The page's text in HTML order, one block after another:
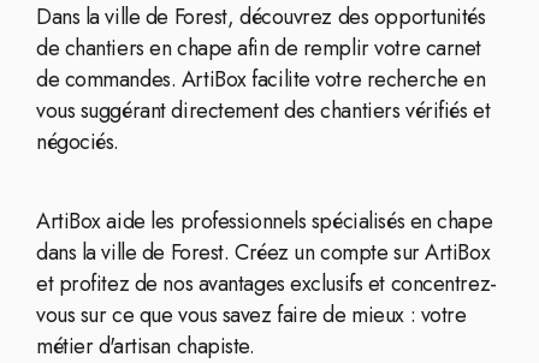
Dans la ville de Forest, découvrez des opportunités
de chantiers en chape afin de remplir votre carnet
de commandes. ArtiBox facilite votre recherche en
vous suggérant directement des chantiers vérifiés et
négociés.
ArtiBox aide les professionnels spécialisés en chape
dans la ville de Forest. Créez un compte sur ArtiBox
et profitez de nos avantages exclusifs et concentrez-
vous sur ce que vous savez faire de mieux : votre
métier d'artisan chapiste.